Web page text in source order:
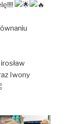
Iwony